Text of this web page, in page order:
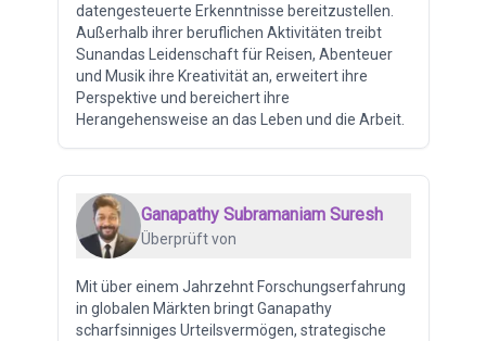
datengesteuerte Erkenntnisse bereitzustellen.
Außerhalb ihrer beruflichen Aktivitäten treibt
Sunandas Leidenschaft für Reisen, Abenteuer
und Musik ihre Kreativität an, erweitert ihre
Perspektive und bereichert ihre
Herangehensweise an das Leben und die Arbeit.
Ganapathy Subramaniam Suresh
Überprüft von
Mit über einem Jahrzehnt Forschungserfahrung
in globalen Märkten bringt Ganapathy
scharfsinniges Urteilsvermögen, strategische